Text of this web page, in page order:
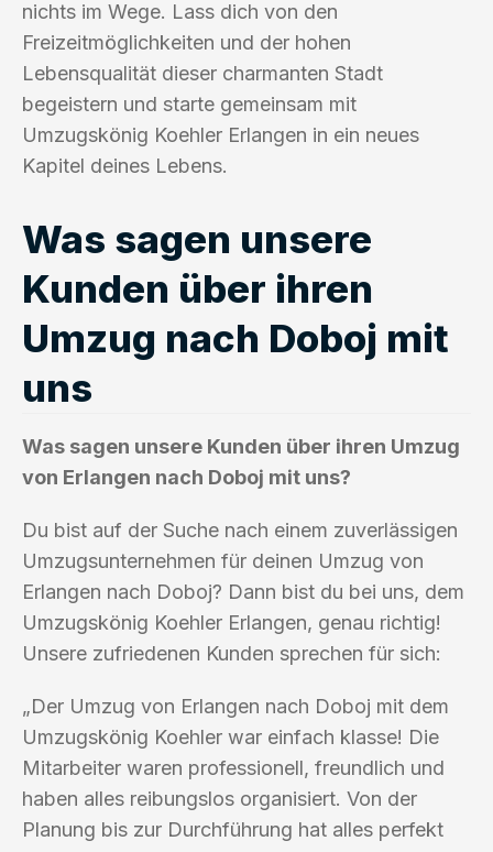
nichts im Wege. Lass dich von den
Freizeitmöglichkeiten und der hohen
Lebensqualität dieser charmanten Stadt
begeistern und starte gemeinsam mit
Umzugskönig Koehler Erlangen in ein neues
Kapitel deines Lebens.
Was sagen unsere
Kunden über ihren
Umzug nach Doboj mit
uns
Was sagen unsere Kunden über ihren Umzug
von Erlangen nach Doboj mit uns?
Du bist auf der Suche nach einem zuverlässigen
Umzugsunternehmen für deinen Umzug von
Erlangen nach Doboj? Dann bist du bei uns, dem
Umzugskönig Koehler Erlangen, genau richtig!
Unsere zufriedenen Kunden sprechen für sich:
„Der Umzug von Erlangen nach Doboj mit dem
Umzugskönig Koehler war einfach klasse! Die
Mitarbeiter waren professionell, freundlich und
haben alles reibungslos organisiert. Von der
Planung bis zur Durchführung hat alles perfekt